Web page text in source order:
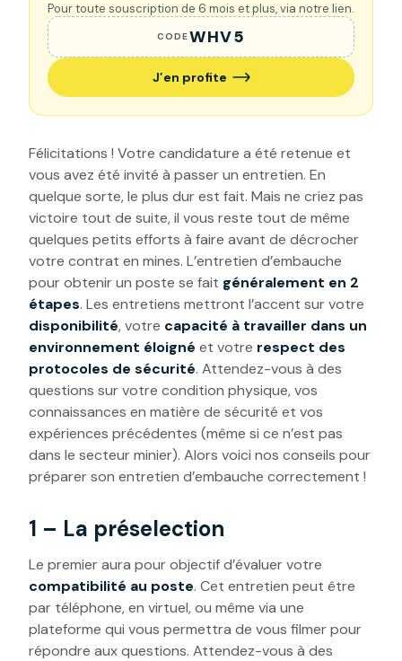
Pour toute souscription de 6 mois et plus, via notre lien.
CODEWHV5
J’en profite
Félicitations ! Votre candidature a été retenue et
vous avez été invité à passer un entretien. En
quelque sorte, le plus dur est fait. Mais ne criez pas
victoire tout de suite, il vous reste tout de même
quelques petits efforts à faire avant de décrocher
votre contrat en mines. L’entretien d’embauche
pour obtenir un poste se fait généralement en 2
étapes. Les entretiens mettront l’accent sur votre
disponibilité, votre capacité à travailler dans un
environnement éloigné et votre respect des
protocoles de sécurité. Attendez-vous à des
questions sur votre condition physique, vos
connaissances en matière de sécurité et vos
expériences précédentes (même si ce n’est pas
dans le secteur minier). Alors voici nos conseils pour
préparer son entretien d’embauche correctement !
1 – La préselection
Le premier aura pour objectif d’évaluer votre
compatibilité au poste. Cet entretien peut être
par téléphone, en virtuel, ou même via une
plateforme qui vous permettra de vous filmer pour
répondre aux questions. Attendez-vous à des